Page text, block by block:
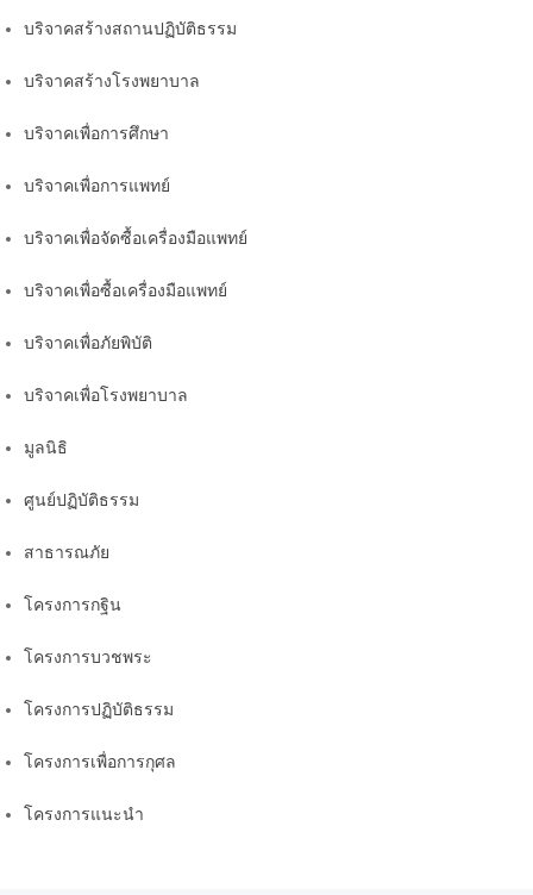
บริจาคสร้างสถานปฏิบัติธรรม
บริจาคสร้างโรงพยาบาล
บริจาคเพื่อการศึกษา
บริจาคเพื่อการแพทย์
บริจาคเพื่อจัดซื้อเครื่องมือแพทย์
บริจาคเพื่อซื้อเครื่องมือแพทย์
บริจาคเพื่อภัยพิบัติ
บริจาคเพื่อโรงพยาบาล
มูลนิธิ
ศูนย์ปฏิบัติธรรม
สาธารณภัย
โครงการกฐิน
โครงการบวชพระ
โครงการปฏิบัติธรรม
โครงการเพื่อการกุศล
โครงการแนะนำ